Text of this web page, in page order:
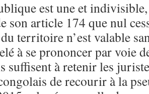
est une et
son article 174 que nul
territoire n’est valable
à se prononcer par voie
suffisent à retenir les
de recourir à la